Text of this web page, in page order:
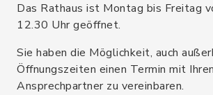
Das Rathaus ist Montag bis Freitag
12.30 Uhr geöffnet.
Sie haben die Möglichkeit, auch
Öffnungszeiten einen Termin mit
Ansprechpartner zu vereinbaren.